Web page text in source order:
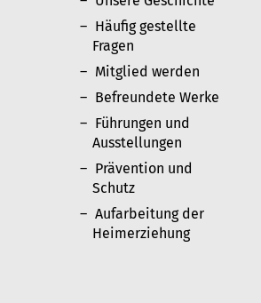
Häufig gestellte
Fragen
Mitglied werden
Befreundete Werke
Führungen und
Ausstellungen
Prävention und
Schutz
Aufarbeitung der
Heimerziehung